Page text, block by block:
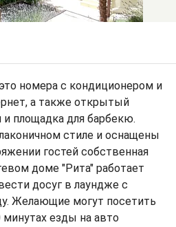
номера с кондиционером и
а также открытый
и площадка для барбекю.
стиле и оснащены
гостей собственная
доме "Рита" работает
досуг в лаундже с
Желающие могут посетить
езды на авто